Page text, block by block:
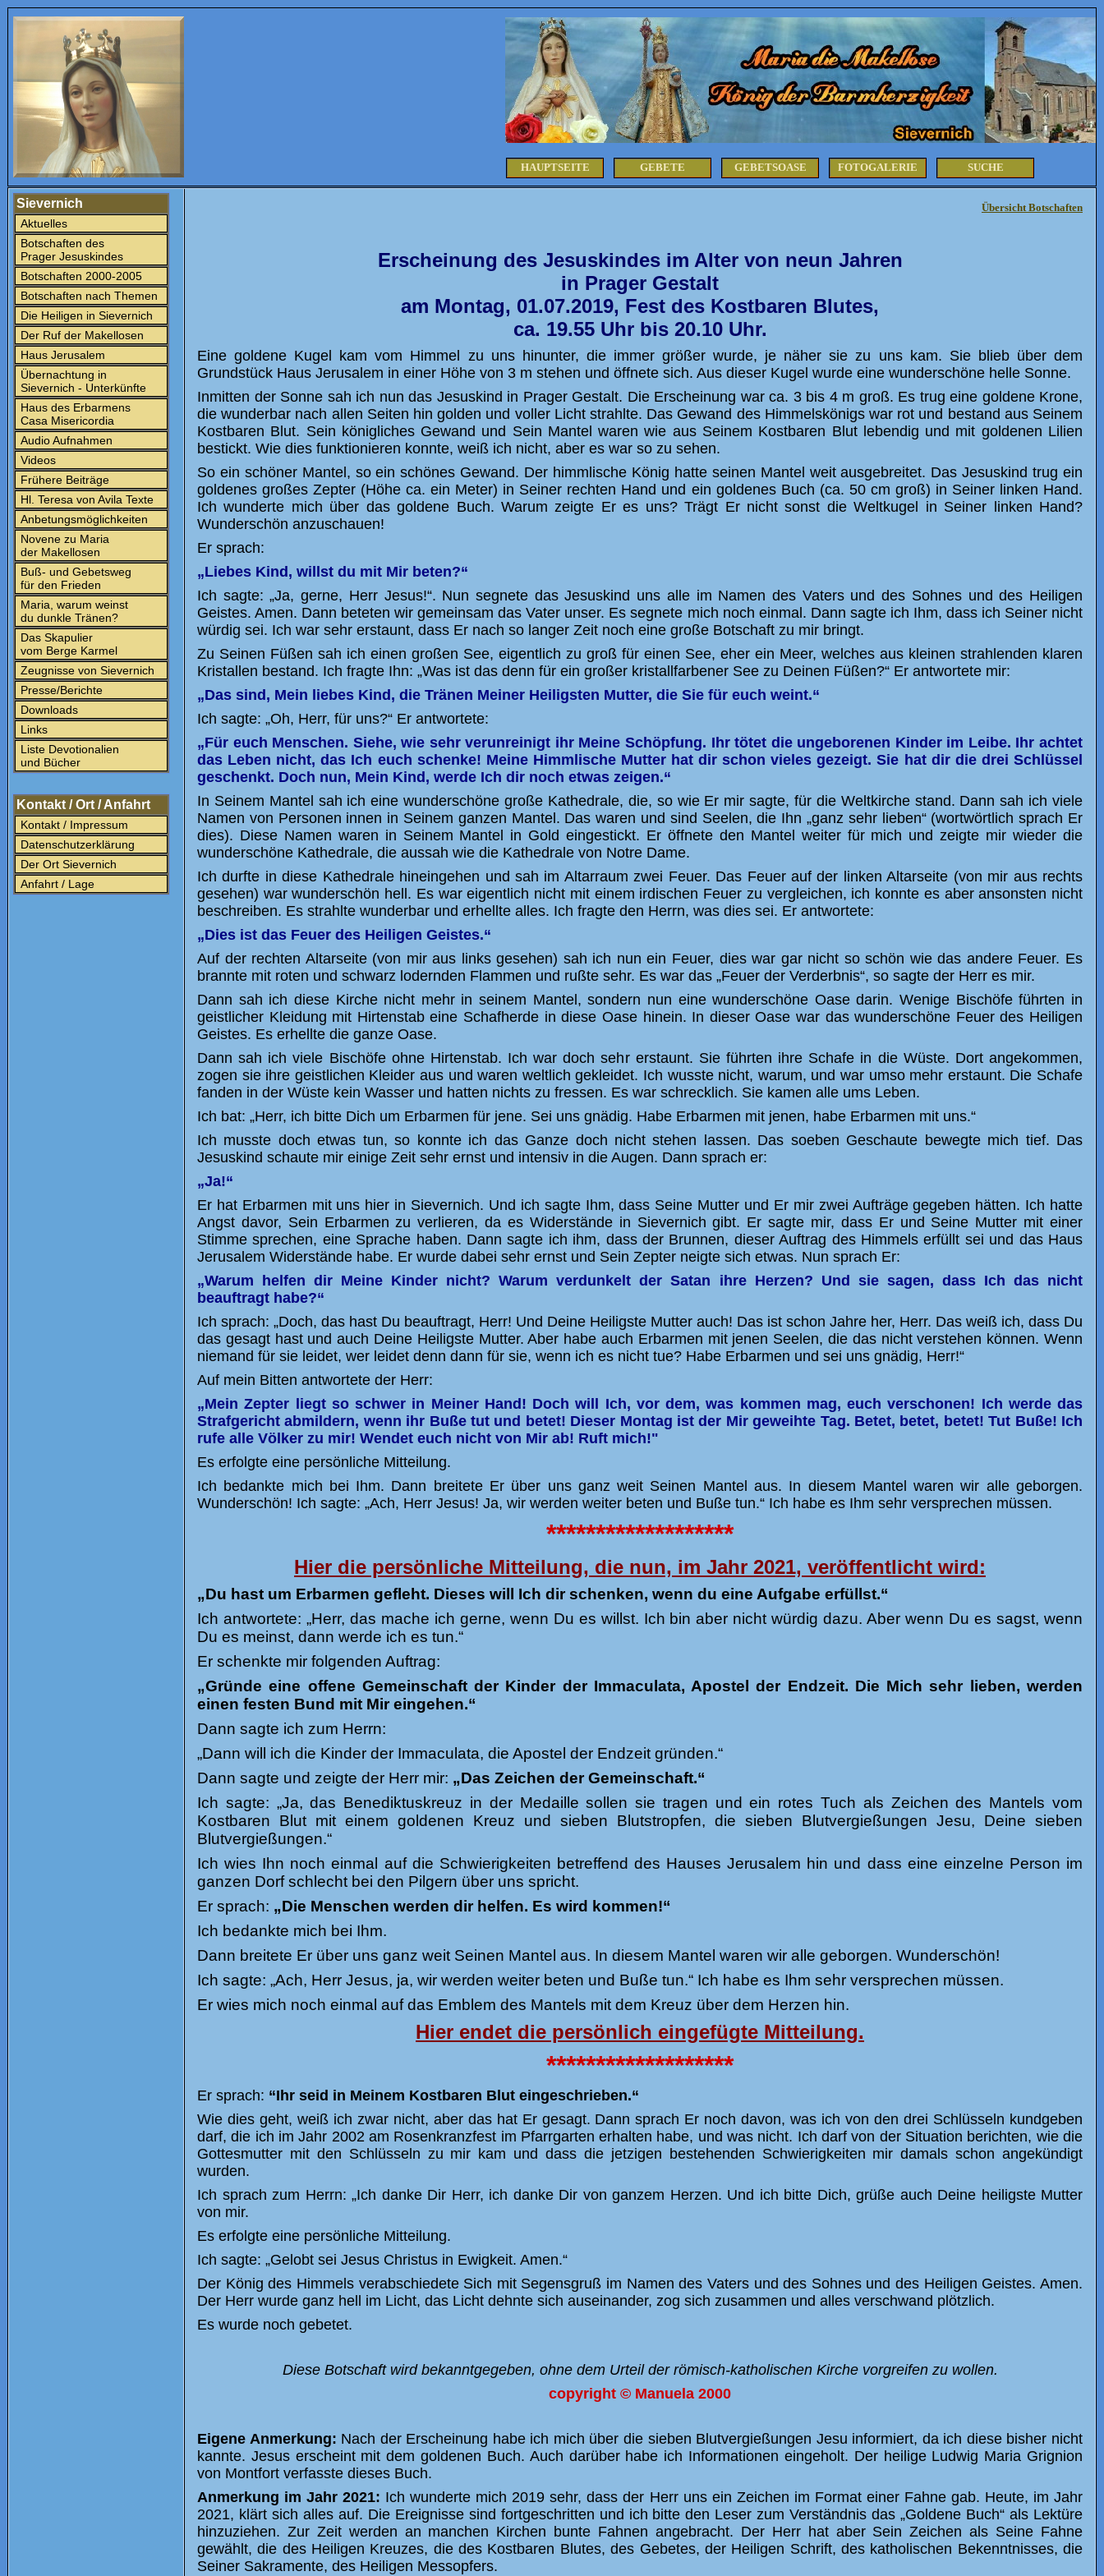
HAUPTSEITE GEBETE GEBETSOASE FOTOGALERIE SUCHE
Sievernich
Aktuelles
Botschaften des
Prager Jesuskindes
Botschaften 2000-2005
Botschaften nach Themen
Die Heiligen in Sievernich
Der Ruf der Makellosen
Haus Jerusalem
Übernachtung in
Sievernich - Unterkünfte
Haus des Erbarmens
Casa Misericordia
Audio Aufnahmen
Videos
Frühere Beiträge
Hl. Teresa von Avila Texte
Anbetungsmöglichkeiten
Novene zu Maria
der Makellosen
Buß- und Gebetsweg
für den Frieden
Maria, warum weinst
du dunkle Tränen?
Das Skapulier
vom Berge Karmel
Zeugnisse von Sievernich
Presse/Berichte
Downloads
Links
Liste Devotionalien
und Bücher
Kontakt / Ort / Anfahrt
Kontakt / Impressum
Datenschutzerklärung
Der Ort Sievernich
Anfahrt / Lage
Übersicht Botschaften
Erscheinung des Jesuskindes im Alter von neun Jahren
in Prager Gestalt
am Montag, 01.07.2019, Fest des Kostbaren Blutes,
ca. 19.55 Uhr bis 20.10 Uhr.
Eine goldene Kugel kam vom Himmel zu uns hinunter, die immer größer wurde, je näher sie zu uns kam. Sie blieb über dem
Grundstück Haus Jerusalem in einer Höhe von 3 m stehen und öffnete sich. Aus dieser Kugel wurde eine wunderschöne helle Sonne.
Inmitten der Sonne sah ich nun das Jesuskind in Prager Gestalt. Die Erscheinung war ca. 3 bis 4 m groß. Es trug eine goldene Krone,
die wunderbar nach allen Seiten hin golden und voller Licht strahlte. Das Gewand des Himmelskönigs war rot und bestand aus Seinem
Kostbaren Blut. Sein königliches Gewand und Sein Mantel waren wie aus Seinem Kostbaren Blut lebendig und mit goldenen Lilien
bestickt. Wie dies funktionieren konnte, weiß ich nicht, aber es war so zu sehen.
So ein schöner Mantel, so ein schönes Gewand. Der himmlische König hatte seinen Mantel weit ausgebreitet. Das Jesuskind trug ein
goldenes großes Zepter (Höhe ca. ein Meter) in Seiner rechten Hand und ein goldenes Buch (ca. 50 cm groß) in Seiner linken Hand.
Ich wunderte mich über das goldene Buch. Warum zeigte Er es uns? Trägt Er nicht sonst die Weltkugel in Seiner linken Hand?
Wunderschön anzuschauen!
Er sprach:
„Liebes Kind, willst du mit Mir beten?“
Ich sagte: „Ja, gerne, Herr Jesus!“. Nun segnete das Jesuskind uns alle im Namen des Vaters und des Sohnes und des Heiligen
Geistes. Amen. Dann beteten wir gemeinsam das Vater unser. Es segnete mich noch einmal. Dann sagte ich Ihm, dass ich Seiner nicht
würdig sei. Ich war sehr erstaunt, dass Er nach so langer Zeit noch eine große Botschaft zu mir bringt.
Zu Seinen Füßen sah ich einen großen See, eigentlich zu groß für einen See, eher ein Meer, welches aus kleinen strahlenden klaren
Kristallen bestand. Ich fragte Ihn: „Was ist das denn für ein großer kristallfarbener See zu Deinen Füßen?“ Er antwortete mir:
„Das sind, Mein liebes Kind, die Tränen Meiner Heiligsten Mutter, die Sie für euch weint.“
Ich sagte: „Oh, Herr, für uns?“ Er antwortete:
„Für euch Menschen. Siehe, wie sehr verunreinigt ihr Meine Schöpfung. Ihr tötet die ungeborenen Kinder im Leibe. Ihr achtet
das Leben nicht, das Ich euch schenke! Meine Himmlische Mutter hat dir schon vieles gezeigt. Sie hat dir die drei Schlüssel
geschenkt. Doch nun, Mein Kind, werde Ich dir noch etwas zeigen.“
In Seinem Mantel sah ich eine wunderschöne große Kathedrale, die, so wie Er mir sagte, für die Weltkirche stand. Dann sah ich viele
Namen von Personen innen in Seinem ganzen Mantel. Das waren und sind Seelen, die Ihn „ganz sehr lieben“ (wortwörtlich sprach Er
dies). Diese Namen waren in Seinem Mantel in Gold eingestickt. Er öffnete den Mantel weiter für mich und zeigte mir wieder die
wunderschöne Kathedrale, die aussah wie die Kathedrale von Notre Dame.
Ich durfte in diese Kathedrale hineingehen und sah im Altarraum zwei Feuer. Das Feuer auf der linken Altarseite (von mir aus rechts
gesehen) war wunderschön hell. Es war eigentlich nicht mit einem irdischen Feuer zu vergleichen, ich konnte es aber ansonsten nicht
beschreiben. Es strahlte wunderbar und erhellte alles. Ich fragte den Herrn, was dies sei. Er antwortete:
„Dies ist das Feuer des Heiligen Geistes.“
Auf der rechten Altarseite (von mir aus links gesehen) sah ich nun ein Feuer, dies war gar nicht so schön wie das andere Feuer. Es
brannte mit roten und schwarz lodernden Flammen und rußte sehr. Es war das „Feuer der Verderbnis“, so sagte der Herr es mir.
Dann sah ich diese Kirche nicht mehr in seinem Mantel, sondern nun eine wunderschöne Oase darin. Wenige Bischöfe führten in
geistlicher Kleidung mit Hirtenstab eine Schafherde in diese Oase hinein. In dieser Oase war das wunderschöne Feuer des Heiligen
Geistes. Es erhellte die ganze Oase.
Dann sah ich viele Bischöfe ohne Hirtenstab. Ich war doch sehr erstaunt. Sie führten ihre Schafe in die Wüste. Dort angekommen,
zogen sie ihre geistlichen Kleider aus und waren weltlich gekleidet. Ich wusste nicht, warum, und war umso mehr erstaunt. Die Schafe
fanden in der Wüste kein Wasser und hatten nichts zu fressen. Es war schrecklich. Sie kamen alle ums Leben.
Ich bat: „Herr, ich bitte Dich um Erbarmen für jene. Sei uns gnädig. Habe Erbarmen mit jenen, habe Erbarmen mit uns.“
Ich musste doch etwas tun, so konnte ich das Ganze doch nicht stehen lassen. Das soeben Geschaute bewegte mich tief. Das
Jesuskind schaute mir einige Zeit sehr ernst und intensiv in die Augen. Dann sprach er:
„Ja!“
Er hat Erbarmen mit uns hier in Sievernich. Und ich sagte Ihm, dass Seine Mutter und Er mir zwei Aufträge gegeben hätten. Ich hatte
Angst davor, Sein Erbarmen zu verlieren, da es Widerstände in Sievernich gibt. Er sagte mir, dass Er und Seine Mutter mit einer
Stimme sprechen, eine Sprache haben. Dann sagte ich ihm, dass der Brunnen, dieser Auftrag des Himmels erfüllt sei und das Haus
Jerusalem Widerstände habe. Er wurde dabei sehr ernst und Sein Zepter neigte sich etwas. Nun sprach Er:
„Warum helfen dir Meine Kinder nicht? Warum verdunkelt der Satan ihre Herzen? Und sie sagen, dass Ich das nicht
beauftragt habe?“
Ich sprach: „Doch, das hast Du beauftragt, Herr! Und Deine Heiligste Mutter auch! Das ist schon Jahre her, Herr. Das weiß ich, dass Du
das gesagt hast und auch Deine Heiligste Mutter. Aber habe auch Erbarmen mit jenen Seelen, die das nicht verstehen können. Wenn
niemand für sie leidet, wer leidet denn dann für sie, wenn ich es nicht tue? Habe Erbarmen und sei uns gnädig, Herr!“
Auf mein Bitten antwortete der Herr:
„Mein Zepter liegt so schwer in Meiner Hand! Doch will Ich, vor dem, was kommen mag, euch verschonen! Ich werde das
Strafgericht abmildern, wenn ihr Buße tut und betet! Dieser Montag ist der Mir geweihte Tag. Betet, betet, betet! Tut Buße! Ich
rufe alle Völker zu mir! Wendet euch nicht von Mir ab! Ruft mich!"
Es erfolgte eine persönliche Mitteilung.
Ich bedankte mich bei Ihm. Dann breitete Er über uns ganz weit Seinen Mantel aus. In diesem Mantel waren wir alle geborgen.
Wunderschön! Ich sagte: „Ach, Herr Jesus! Ja, wir werden weiter beten und Buße tun.“ Ich habe es Ihm sehr versprechen müssen.
*******************
Hier die persönliche Mitteilung, die nun, im Jahr 2021, veröffentlicht wird:
„Du hast um Erbarmen gefleht. Dieses will Ich dir schenken, wenn du eine Aufgabe erfüllst.“
Ich antwortete: „Herr, das mache ich gerne, wenn Du es willst. Ich bin aber nicht würdig dazu. Aber wenn Du es sagst, wenn
Du es meinst, dann werde ich es tun.“
Er schenkte mir folgenden Auftrag:
„Gründe eine offene Gemeinschaft der Kinder der Immaculata, Apostel der Endzeit. Die Mich sehr lieben, werden
einen festen Bund mit Mir eingehen.“
Dann sagte ich zum Herrn:
„Dann will ich die Kinder der Immaculata, die Apostel der Endzeit gründen.“
Dann sagte und zeigte der Herr mir: „Das Zeichen der Gemeinschaft.“
Ich sagte: „Ja, das Benediktuskreuz in der Medaille sollen sie tragen und ein rotes Tuch als Zeichen des Mantels vom
Kostbaren Blut mit einem goldenen Kreuz und sieben Blutstropfen, die sieben Blutvergießungen Jesu, Deine sieben
Blutvergießungen.“
Ich wies Ihn noch einmal auf die Schwierigkeiten betreffend des Hauses Jerusalem hin und dass eine einzelne Person im
ganzen Dorf schlecht bei den Pilgern über uns spricht.
Er sprach: „Die Menschen werden dir helfen. Es wird kommen!“
Ich bedankte mich bei Ihm.
Dann breitete Er über uns ganz weit Seinen Mantel aus. In diesem Mantel waren wir alle geborgen. Wunderschön!
Ich sagte: „Ach, Herr Jesus, ja, wir werden weiter beten und Buße tun.“ Ich habe es Ihm sehr versprechen müssen.
Er wies mich noch einmal auf das Emblem des Mantels mit dem Kreuz über dem Herzen hin.
Hier endet die persönlich eingefügte Mitteilung.
*******************
Er sprach: “Ihr seid in Meinem Kostbaren Blut eingeschrieben.“
Wie dies geht, weiß ich zwar nicht, aber das hat Er gesagt. Dann sprach Er noch davon, was ich von den drei Schlüsseln kundgeben
darf, die ich im Jahr 2002 am Rosenkranzfest im Pfarrgarten erhalten habe, und was nicht. Ich darf von der Situation berichten, wie die
Gottesmutter mit den Schlüsseln zu mir kam und dass die jetzigen bestehenden Schwierigkeiten mir damals schon angekündigt
wurden.
Ich sprach zum Herrn: „Ich danke Dir Herr, ich danke Dir von ganzem Herzen. Und ich bitte Dich, grüße auch Deine heiligste Mutter
von mir.
Es erfolgte eine persönliche Mitteilung.
Ich sagte: „Gelobt sei Jesus Christus in Ewigkeit. Amen.“
Der König des Himmels verabschiedete Sich mit Segensgruß im Namen des Vaters und des Sohnes und des Heiligen Geistes. Amen.
Der Herr wurde ganz hell im Licht, das Licht dehnte sich auseinander, zog sich zusammen und alles verschwand plötzlich.
Es wurde noch gebetet.
Diese Botschaft wird bekanntgegeben, ohne dem Urteil der römisch-katholischen Kirche vorgreifen zu wollen.
copyright © Manuela 2000
Eigene Anmerkung: Nach der Erscheinung habe ich mich über die sieben Blutvergießungen Jesu informiert, da ich diese bisher nicht
kannte. Jesus erscheint mit dem goldenen Buch. Auch darüber habe ich Informationen eingeholt. Der heilige Ludwig Maria Grignion
von Montfort verfasste dieses Buch.
Anmerkung im Jahr 2021: Ich wunderte mich 2019 sehr, dass der Herr uns ein Zeichen im Format einer Fahne gab. Heute, im Jahr
2021, klärt sich alles auf. Die Ereignisse sind fortgeschritten und ich bitte den Leser zum Verständnis das „Goldene Buch“ als Lektüre
hinzuziehen. Zur Zeit werden an manchen Kirchen bunte Fahnen angebracht. Der Herr hat aber Sein Zeichen als Seine Fahne
gewählt, die des Heiligen Kreuzes, die des Kostbaren Blutes, des Gebetes, der Heiligen Schrift, des katholischen Bekenntnisses, die
Seiner Sakramente, des Heiligen Messopfers.